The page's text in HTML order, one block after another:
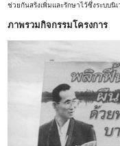
ช่วยกันสร้งเพิ่มและรักษาไว้ซึ่งระบบ
ภาพรวมกิจกรรมโครงการ